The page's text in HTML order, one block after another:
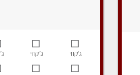
ג’קוזי ג’קוזי